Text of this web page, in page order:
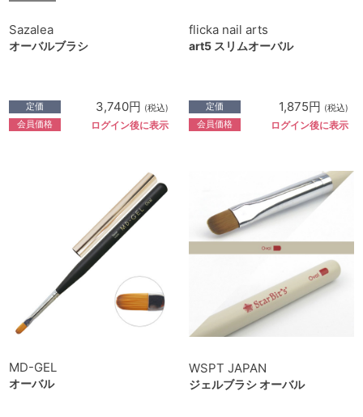
Sazalea
オーバルブラシ
定価 3,740円 (税込)
会員価格 ログイン後に表示
flicka nail arts
art5 スリムオーバル
定価 1,875円 (税込)
会員価格 ログイン後に表示
MD-GEL
オーバル
WSPT JAPAN
ジェルブラシ オーバル